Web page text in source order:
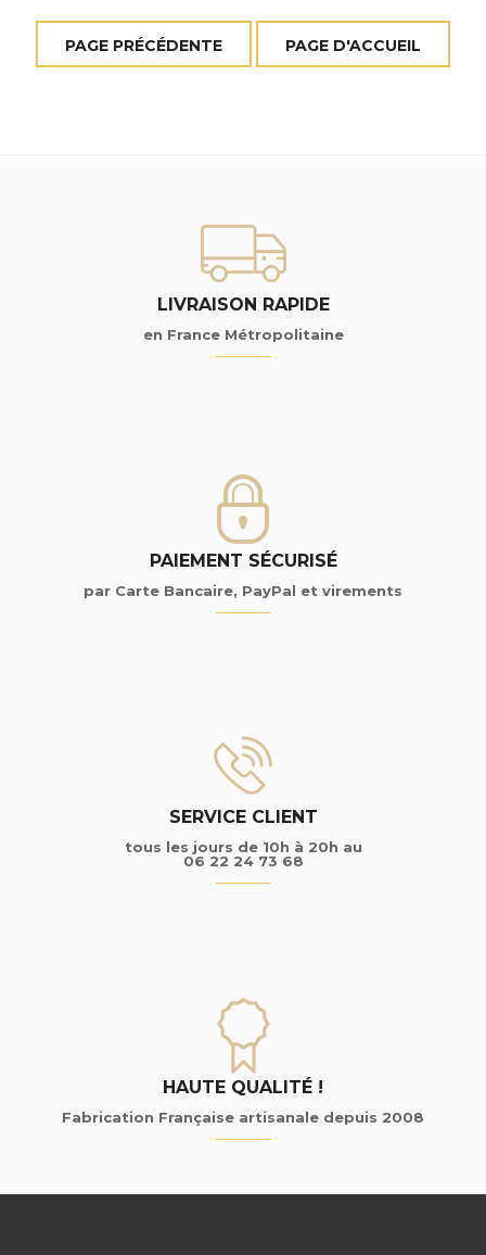
LIVRAISON RAPIDE
en France Métropolitaine
PAIEMENT SÉCURISÉ
par Carte Bancaire, PayPal et virements
SERVICE CLIENT
tous les jours de 10h à 20h au
06 22 24 73 68
HAUTE QUALITÉ !
Fabrication Française artisanale depuis 2008